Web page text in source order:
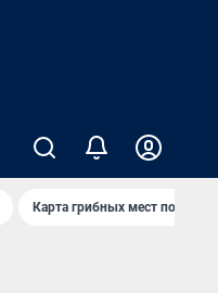
Карта грибных мест под